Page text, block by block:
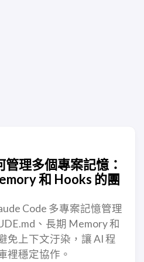
理多個專案記憶：
和 Hooks 的團
Code 多專案記憶管理
、長期 Memory 和
免上下文汙染，讓 AI 程
裡穩定協作。